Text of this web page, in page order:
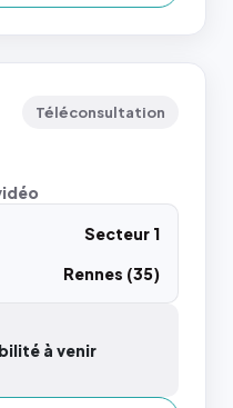
Téléconsultation
Secteur 1
Rennes (35)
à venir